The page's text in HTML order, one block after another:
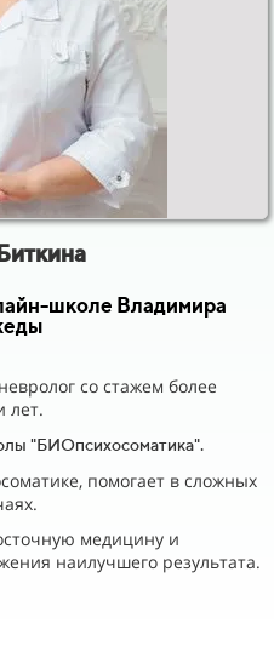
школе Владимира
со стажем более
лет.
"БИОпсихосоматика".
помогает в сложных
медицину и
наилучшего результата.